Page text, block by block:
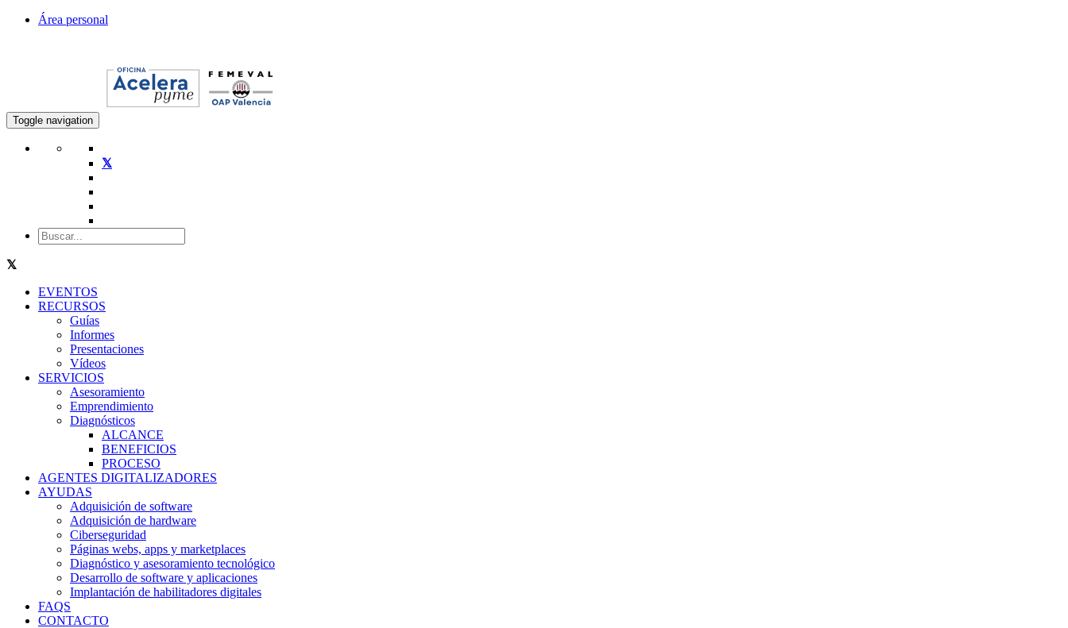
Área personal
Toggle navigation
EVENTOS
RECURSOS
Guías
Informes
Presentaciones
Vídeos
SERVICIOS
Asesoramiento
Emprendimiento
Diagnósticos
ALCANCE
BENEFICIOS
PROCESO
AGENTES DIGITALIZADORES
AYUDAS
Adquisición de software
Adquisición de hardware
Ciberseguridad
Páginas webs, apps y marketplaces
Diagnóstico y asesoramiento tecnológico
Desarrollo de software y aplicaciones
Implantación de habilitadores digitales
FAQS
CONTACTO